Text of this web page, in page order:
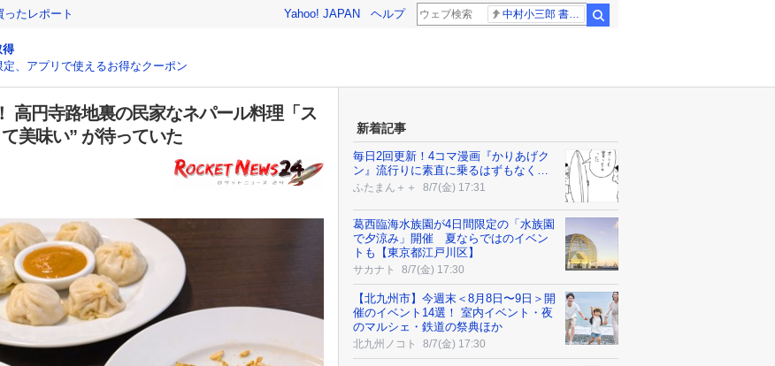
たレポート Yahoo! JAPAN ヘルプ 中村小三郎 書類送検
得
定、アプリで使えるお得なクーポン
高円寺路地裏の民家なネパール料理「ス
美味い” が待っていた
新着記事
毎日2回更新！4コマ漫画『かりあげク
ン』流行りに素直に乗るはずもなく…
ふたまん＋＋ 8/7(金) 17:31
葛西臨海水族園が4日間限定の「水族園
で夕涼み」開催 夏ならではのイベン
トも【東京都江戸川区】
サカナト 8/7(金) 17:30
【北九州市】今週末＜8月8日〜9日＞開
催のイベント14選！ 室内イベント・夜
のマルシェ・鉄道の祭典ほか
北九州ノコト 8/7(金) 17:30